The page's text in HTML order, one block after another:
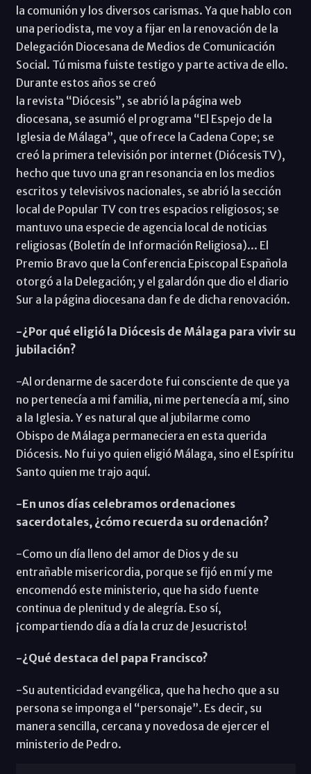
la comunión y los diversos carismas. Ya que hablo con
una periodista, me voy a fijar en la renovación de la
Delegación Diocesana de Medios de Comunicación
Social. Tú misma fuiste testigo y parte activa de ello.
Durante estos años se creó
la revista “Diócesis”, se abrió la página web
diocesana, se asumió el programa “El Espejo de la
Iglesia de Málaga”, que ofrece la Cadena Cope; se
creó la primera televisión por internet (DiócesisTV),
hecho que tuvo una gran resonancia en los medios
escritos y televisivos nacionales, se abrió la sección
local de Popular TV con tres espacios religiosos; se
mantuvo una especie de agencia local de noticias
religiosas (Boletín de Información Religiosa)... El
Premio Bravo que la Conferencia Episcopal Española
otorgó a la Delegación; y el galardón que dio el diario
Sur a la página diocesana dan fe de dicha renovación.
-¿Por qué eligió la Diócesis de Málaga para vivir su
jubilación?
-Al ordenarme de sacerdote fui consciente de que ya
no pertenecía a mi familia, ni me pertenecía a mí, sino
a la Iglesia. Y es natural que al jubilarme como
Obispo de Málaga permaneciera en esta querida
Diócesis. No fui yo quien eligió Málaga, sino el Espíritu
Santo quien me trajo aquí.
-En unos días celebramos ordenaciones
sacerdotales, ¿cómo recuerda su ordenación?
-Como un día lleno del amor de Dios y de su
entrañable misericordia, porque se fijó en mí y me
encomendó este ministerio, que ha sido fuente
continua de plenitud y de alegría. Eso sí,
¡compartiendo día a día la cruz de Jesucristo!
-¿Qué destaca del papa Francisco?
-Su autenticidad evangélica, que ha hecho que a su
persona se imponga el “personaje”. Es decir, su
manera sencilla, cercana y novedosa de ejercer el
ministerio de Pedro.